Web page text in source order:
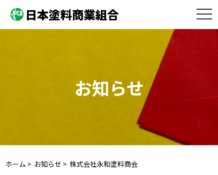
日本塗料商業組合
toggle
お知らせ
ホーム > お知らせ > 株式会社永和塗料商会